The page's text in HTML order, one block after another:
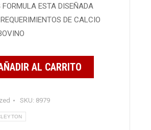
ESTA DISEÑADA
DE CALCIO
AL CARRITO
SKU: 8979